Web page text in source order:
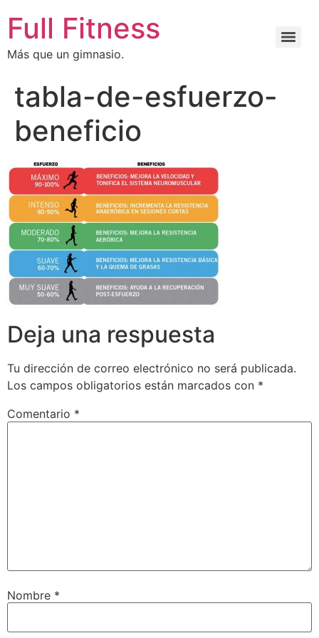
Full Fitness
Más que un gimnasio.
tabla-de-esfuerzo-
beneficio
Deja una respuesta
Tu dirección de correo electrónico no será publicada.
Los campos obligatorios están marcados con *
Comentario *
Nombre *